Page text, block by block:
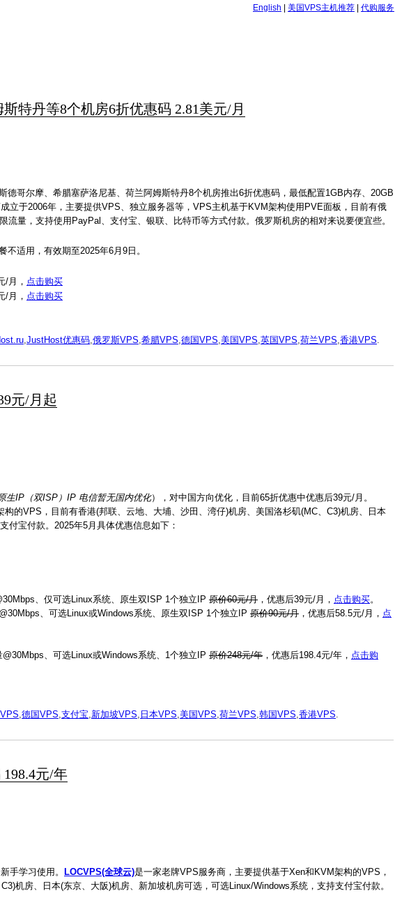
English 美国VPS主机推荐 代购服务
特丹等8个机房6折优惠码 2.81美元/月
德哥尔摩、希腊塞萨洛尼基、荷兰阿姆斯特丹8个机房推出6折优惠码，最低配置1GB内存、20GB
立于2006年，主要提供VPS、独立服务器等，VPS主机基于KVM架构使用PVE面板，目前有俄
量，支持使用PayPal、支付宝、银联、比特币等方式付款。俄罗斯机房的相对来说要便宜些。
适用，有效期至2025年6月9日。
/月， 点击购买
/月， 点击购买
JustHost优惠码 俄罗斯VPS 希腊VPS 德国VPS 美国VPS 英国VPS 荷兰VPS 香港VPS
元/月起
生IP（双ISP）IP 电信暂无国内优化），对中国方向优化，目前65折优惠中优惠后39元/月。
的VPS，目前有香港(邦联、云地、大埔、沙田、湾仔)机房、美国洛杉矶(MC、C3)机房、日本
付宝付款。2025年5月具体优惠信息如下：
、仅可选Linux系统、原生双ISP 1个独立IP 原价60元/月 ，优惠后39元/月， 点击购买。
、可选Linux或Windows系统、原生双ISP 1个独立IP 原价90元/月 ，优惠后58.5元/月， 点
、可选Linux或Windows系统、1个独立IP 原价248元/年 ，优惠后198.4元/年， 点击购
德国VPS 支付宝 新加坡VPS 日本VPS 美国VPS 荷兰VPS 韩国VPS 香港VPS
元/年
手学习使用。 LOCVPS(全球云)是一家老牌VPS服务商，主要提供基于Xen和KVM架构的VPS，
机房、日本(东京、大阪)机房、新加坡机房可选，可选Linux/Windows系统，支持支付宝付款。